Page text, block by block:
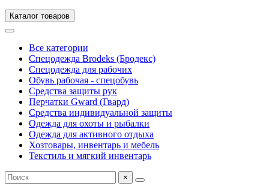
Каталог товаров
Все категории
Спецодежда Brodeks (Бродекс)
Спецодежда для рабочих
Обувь рабочая - спецобувь
Средства защиты рук
Перчатки Gward (Гвард)
Средства индивидуальной защиты
Одежда для охоты и рыбалки
Одежда для активного отдыха
Хозтовары, инвентарь и мебель
Текстиль и мягкий инвентарь
×